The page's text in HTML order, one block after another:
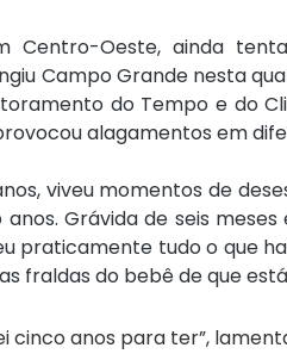
Centro-Oeste, ainda
Campo Grande nesta
do Tempo e do
alagamentos em
viveu momentos de
Grávida de seis
praticamente tudo o que
fraldas do bebê de que
cinco anos para ter”,